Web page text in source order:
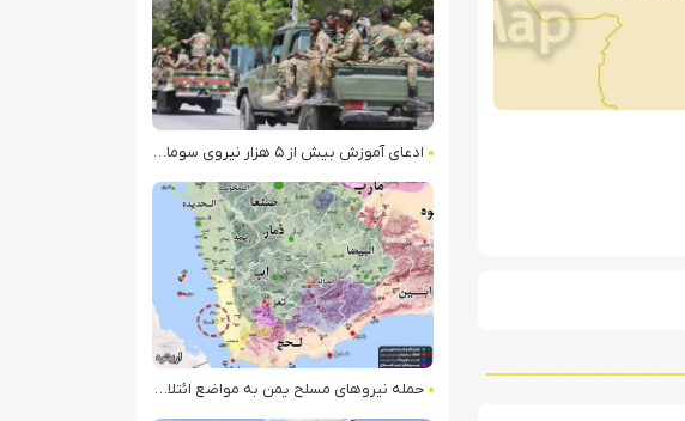
ادعای آموزش بیش از ۵ هزار نیروی سومالیایی با نظارت عربستان
حمله نیروهای مسلح یمن به مواضع ائتلاف سعودی در بندر المخا